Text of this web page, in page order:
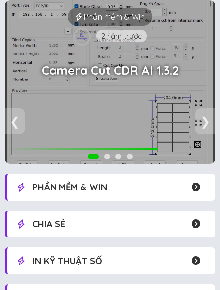
Phần mềm & Win
2 năm trước
Camera Cut CDR AI 1.3.2
❮ ❯
PHẦN MỀM & WIN
CHIA SẺ
IN KỸ THUẬT SỐ